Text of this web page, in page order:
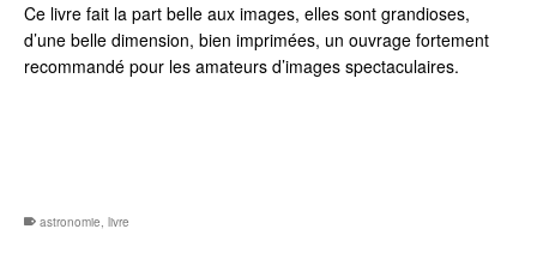
Ce livre fait la part belle aux images, elles sont grandioses,
d’une belle dimension, bien imprimées, un ouvrage fortement
recommandé pour les amateurs d’images spectaculaires.
astronomie, livre